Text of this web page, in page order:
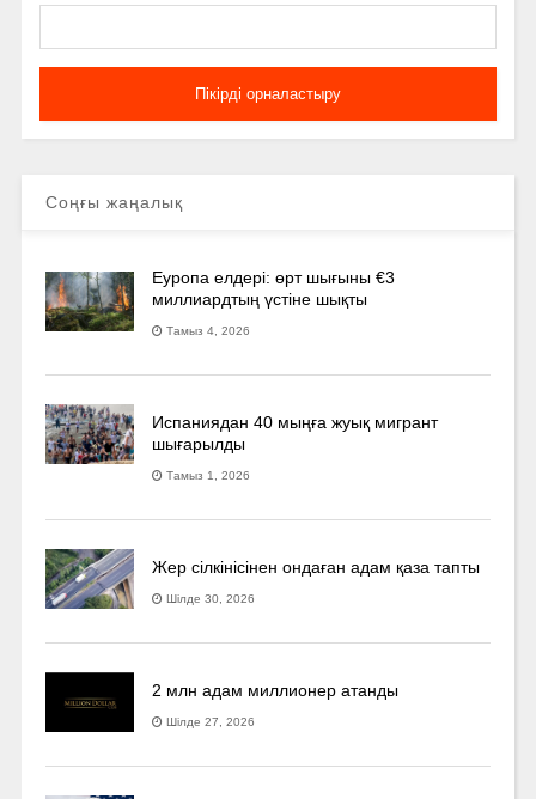
Соңғы жаңалық
Еуропа елдері: өрт шығыны €3
миллиардтың үстіне шықты
Тамыз 4, 2026
Испаниядан 40 мыңға жуық мигрант
шығарылды
Тамыз 1, 2026
Жер сілкінісінен ондаған адам қаза тапты
Шілде 30, 2026
2 млн адам миллионер атанды
Шілде 27, 2026